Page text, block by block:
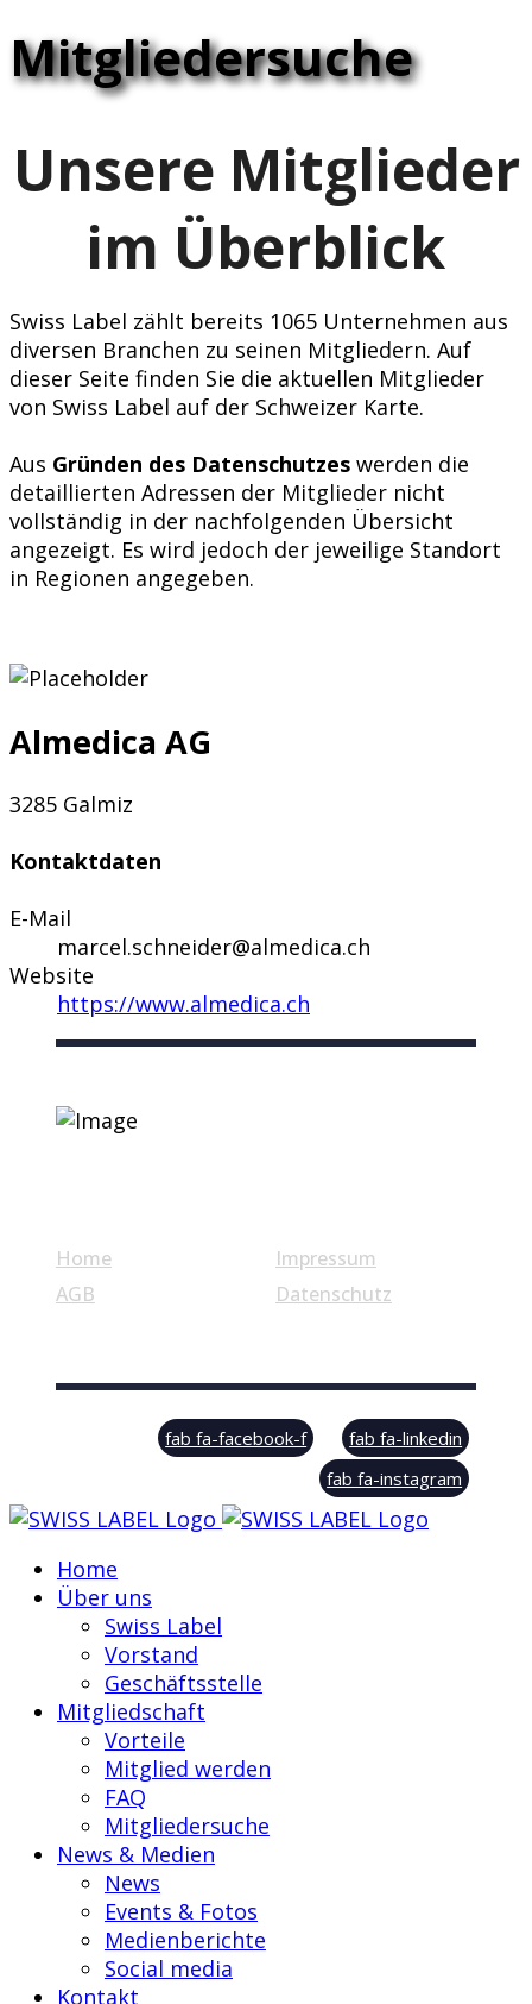
Mitgliedersuche
Unsere Mitglieder
im Überblick
Swiss Label zählt bereits 1065 Unternehmen aus
diversen Branchen zu seinen Mitgliedern. Auf
dieser Seite finden Sie die aktuellen Mitglieder
von Swiss Label auf der Schweizer Karte.
Aus Gründen des Datenschutzes werden die
detaillierten Adressen der Mitglieder nicht
vollständig in der nachfolgenden Übersicht
angezeigt. Es wird jedoch der jeweilige Standort
in Regionen angegeben.
Almedica AG
3285 Galmiz
Kontaktdaten
E-Mail
marcel.schneider@almedica.ch
Website
https://www.almedica.ch
Home
AGB
Impressum
Datenschutz
© Swiss Label, All rights reserved
fab fa-facebook-f
fab fa-linkedin
fab fa-instagram
Home
Über uns
Swiss Label
Vorstand
Geschäftsstelle
Mitgliedschaft
Vorteile
Mitglied werden
FAQ
Mitgliedersuche
News & Medien
News
Events & Fotos
Medienberichte
Social media
Kontakt